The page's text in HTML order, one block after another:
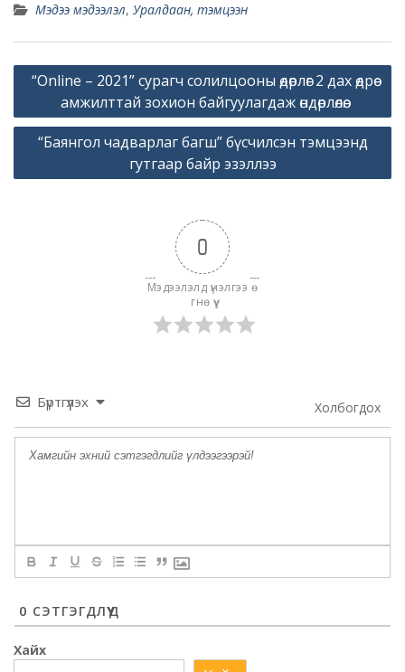
Мэдээ мэдээлэл, Уралдаан, тэмцээн
Post
navigation
“Online – 2021” сурагч солилцооны өдөрлөг 2 дах өдрөө
амжилттай зохион байгуулагдаж өндөрлөлөө.
“Баянгол чадварлаг багш” бүсчилсэн тэмцээнд
гутгаар байр эзэллээ
0
Мэдээлэлд үнэлгээ ө
гнө үү
Бүртгүүлэх Холбогдох
0 СЭТГЭГДЛҮҮД
Хайх